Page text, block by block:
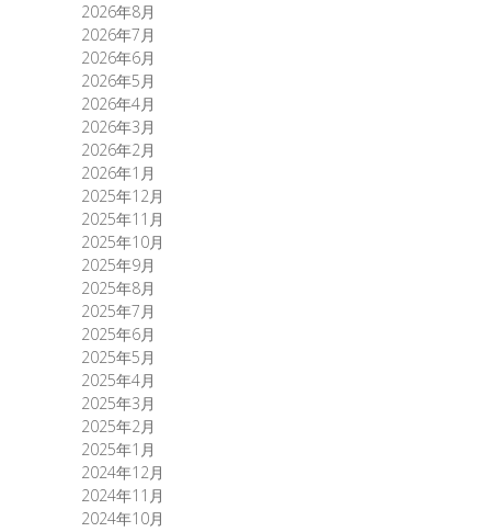
2026年8月
2026年7月
2026年6月
2026年5月
2026年4月
2026年3月
2026年2月
2026年1月
2025年12月
2025年11月
2025年10月
2025年9月
2025年8月
2025年7月
2025年6月
2025年5月
2025年4月
2025年3月
2025年2月
2025年1月
2024年12月
2024年11月
2024年10月